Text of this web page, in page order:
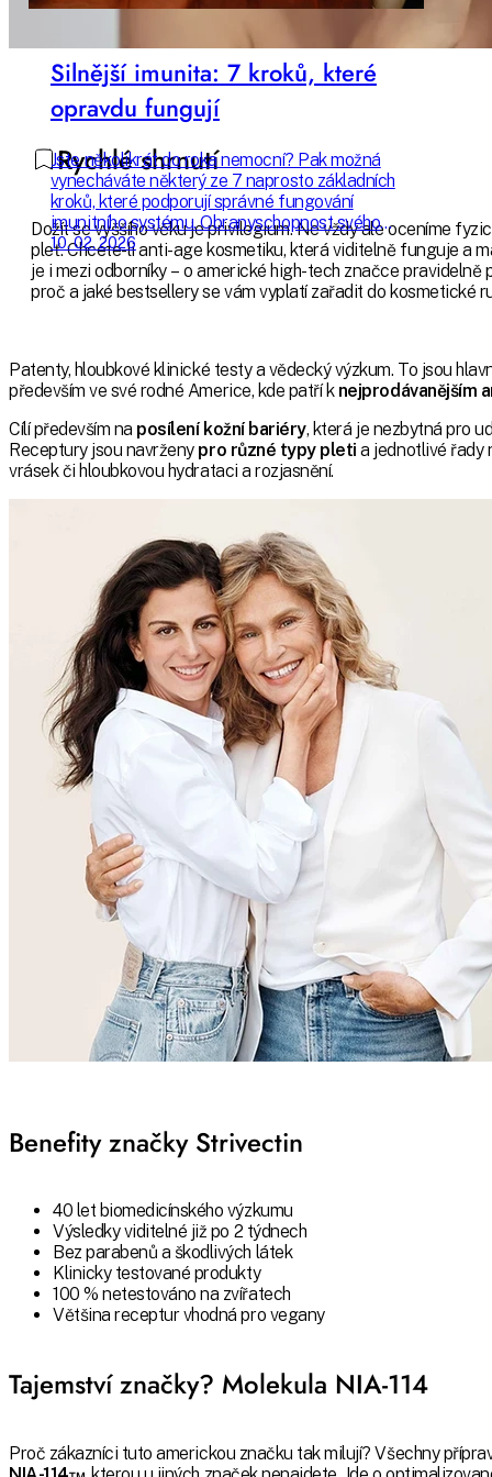
Rychlé shrnutí
Dožít se vyššího věku je privilegium. Ne vždy ale oceníme
pleť. Chcete-li anti-age kosmetiku, která viditelně funguje a
je i mezi odborníky – o americké high-tech značce pravidelně
proč a jaké bestsellery se vám vyplatí zařadit do kosmetické
Patenty, hloubkové klinické testy a vědecký výzkum. To jsou
především ve své rodné Americe, kde patří k nejprodávanějším
Cílí především na posílení kožní bariéry, která je nezbytná pro
Receptury jsou navrženy pro různé typy pleti a jednotlivé řady
vrásek či hloubkovou hydrataci a rozjasnění.
Benefity značky Strivectin
40 let biomedicínského výzkumu
Výsledky viditelné již po 2 týdnech
Bez parabenů a škodlivých látek
Klinicky testované produkty
100 % netestováno na zvířatech
Většina receptur vhodná pro vegany
Tajemství značky? Molekula NIA-114
Proč zákazníci tuto americkou značku tak milují? Všechny
Silnější imunita: 7 kroků, které
opravdu fungují
Jste několikrát do roka nemocní? Pak možná
vynecháváte některý ze 7 naprosto základních
kroků, které podporují správné fungování
imunitního systému. Obranyschopnost svého
organismu můžete zlepšit příjemně a
udržitelně – a žít tak mnohem kvalitnější život.
Poradíme vám, jak začít už dnes.
10. 02. 2026